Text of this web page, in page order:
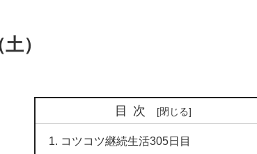
）
目次
コツコツ継続生活305日目